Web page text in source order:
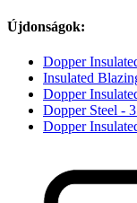
Újdonságok:
Dopper
Insulated
Dopper
Dopper Steel -
Dopper